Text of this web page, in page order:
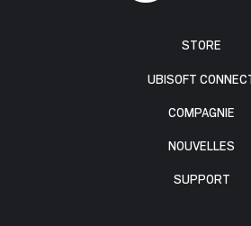
STORE
UBISOFT
COMPAGNIE
NOUVELLES
SUPPORT